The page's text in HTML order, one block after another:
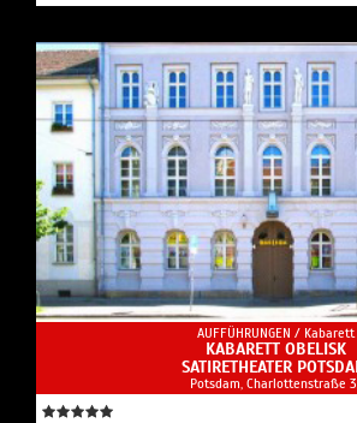
AUFFÜHRUNGEN / Kabarett
KABARETT OBELISK
SATIRETHEATER
Potsdam, Charlottenstraße